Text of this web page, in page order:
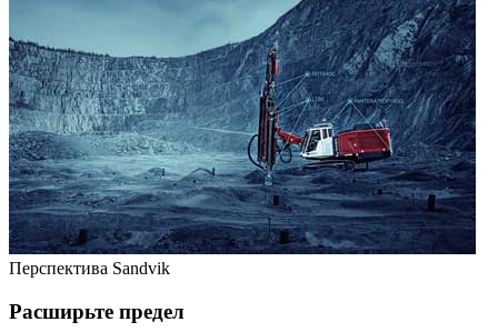
Перспектива Sandvik
Расширьте предел